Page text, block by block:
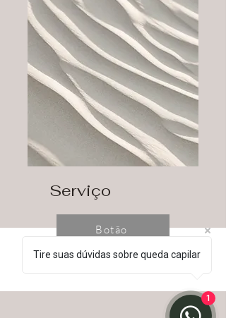
Serviço
Botão
Tire suas dúvidas sobre queda capilar
1